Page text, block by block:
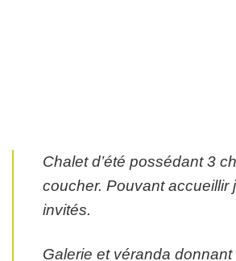
Chalet d’été possédant 3
coucher. Pouvant accueillir
invités.
Galerie et véranda donnant